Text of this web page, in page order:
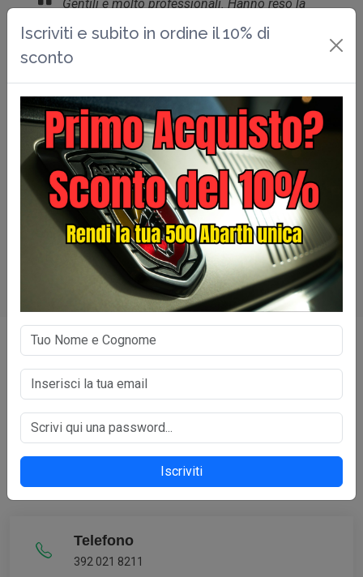
Gentili e molto professionali. Hanno reso la
mia 500 bellissimaaaaa. Grazie
Le Reve
CONTATTI
CONTATTI
Contatta il nostro Staff per avere un preventivo senza alcun
impegno
Telefono
392 021 8211
Iscriviti e subito in ordine il 10% di
sconto
Iscriviti